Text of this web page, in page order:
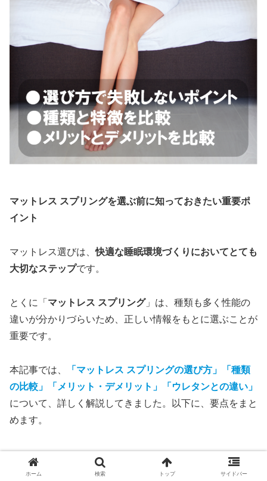
マットレス スプリングを選ぶ前に知っておきたい重要ポ
イント
マットレス選びは、快適な睡眠環境づくりにおいてとても
大切なステップです。
とくに「 マットレス スプリング」は、種類も多く性能の
違いが分かりづらいため、正しい情報をもとに選ぶことが
重要です。
本記事では、
「マットレス スプリングの選び方」「種類
の比較」「メリット・デメリット」「ウレタンとの違い」
について、詳しく解説してきました。以下に、要点をまと
めます。
マットレス スプリングのポイントまとめ表
ホーム 検索 トップ サイドバー